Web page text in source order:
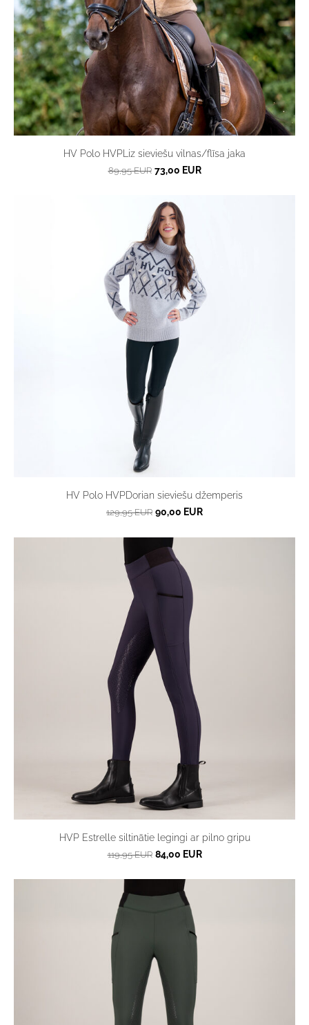
HV Polo HVPLiz sieviešu vilnas/flīsa jaka
89,95 EUR 73,00 EUR
HV Polo HVPDorian sieviešu džemperis
129,95 EUR 90,00 EUR
HVP Estrelle siltinātie legingi ar pilno gripu
119,95 EUR 84,00 EUR